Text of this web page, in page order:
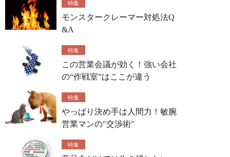
特集
モンスタークレーマー対処法Q
&A
特集
この営業会議が効く！強い会社
の“作戦室”はここが違う
特集
やっぱり決め手は人間力！敏腕
営業マンの"交渉術"
特集